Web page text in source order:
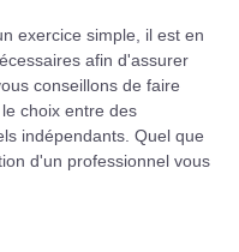
exercice simple, il est en
afin d'assurer
conseillons de faire
choix entre des
indépendants. Quel que
d'un professionnel vous